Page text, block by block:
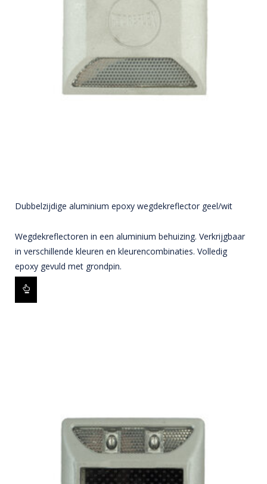
Dubbelzijdige aluminium epoxy wegdekreflector geel/wit
Wegdekreflectoren in een aluminium behuizing. Verkrijgbaar
in verschillende kleuren en kleurencombinaties. Volledig
epoxy gevuld met grondpin.